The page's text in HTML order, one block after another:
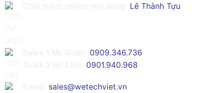
Lê Thành Tựu
0909.346.736
0901.940.968
sales@wetechviet.vn